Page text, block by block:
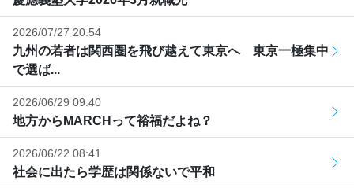
2026/07/27 20:54
九州の若者は関西圏を飛び越えて東京へ 東京一極集中
で選ば...
2026/06/29 09:40
地方からMARCHって裕福だよね？
2026/06/22 08:41
社会に出たら学歴は関係ないで平和